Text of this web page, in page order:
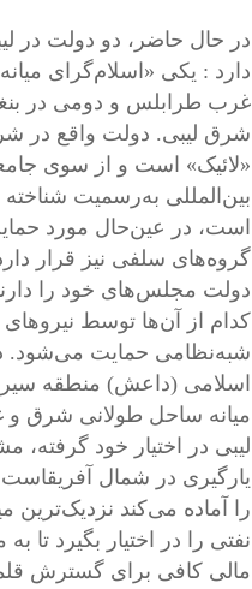
در حال حاضر، دو دولت در
دارد : یکی «اسلام‌گرای
غرب طرابلس و دومی ‌در
شرق لیبی. دولت واقع در
«لائیک» است و از سوی
بین‌المللی به‌رسمیت
است، در عین‌حال مورد
گروه‌های سلفی نیز قرار
دولت مجلس‌های خود را
کدام از آن‌ها توسط نیروهای
شبه‌نظامی ‌حمایت می‌شود.
اسلامی‌ (داعش) ‌‌‌منطقه
میانه ساحل طولانی شرق
لیبی در اختیار خود گرفته،
یارگیری در شمال
را آماده می‌کند نزدیک‌ترین
نفتی را در اختیار بگیرد تا به
مالی کافی برای گسترش